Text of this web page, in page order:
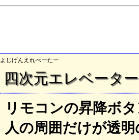
よじげんえれべーたー
四次元エレベーター
リモコンの昇降ボ
人の周囲だけが透